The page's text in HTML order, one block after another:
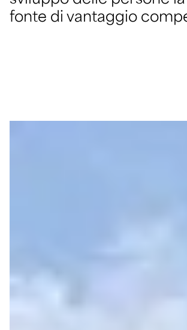
fonte di vantaggio